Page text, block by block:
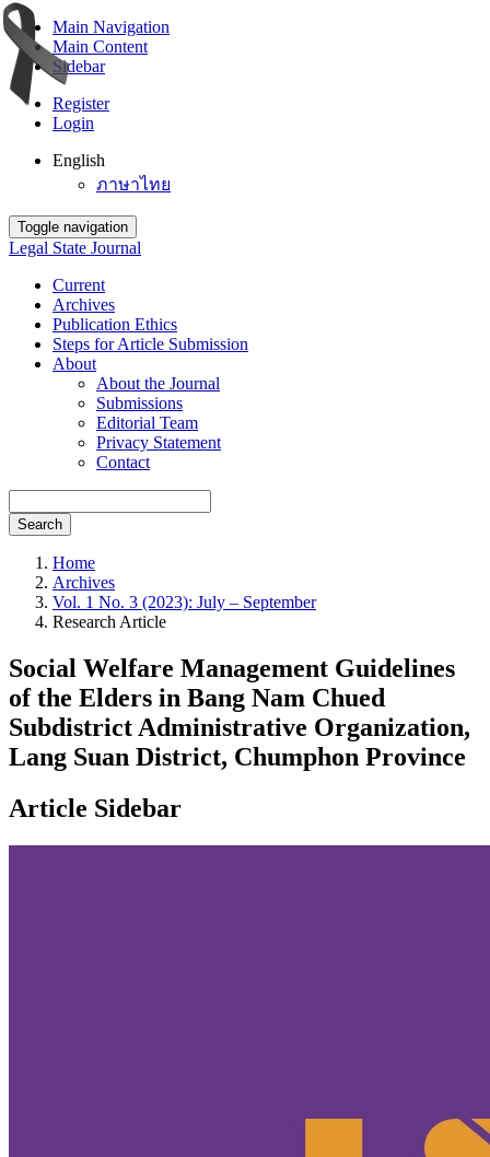
Main Navigation
Main Content
Sidebar
Register
Login
English
ภาษาไทย
Toggle navigation
Legal State Journal
Current
Archives
Publication Ethics
Steps for Article Submission
About
About the Journal
Submissions
Editorial Team
Privacy Statement
Contact
Search
Home
Archives
Vol. 1 No. 3 (2023): July – September
Research Article
Social Welfare Management Guidelines
of the Elders in Bang Nam Chued
Subdistrict Administrative Organization,
Lang Suan District, Chumphon Province
Article Sidebar